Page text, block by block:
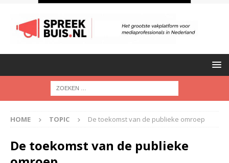
HOME TOPIC De toekomst van de publieke omroep
De toekomst van de publieke